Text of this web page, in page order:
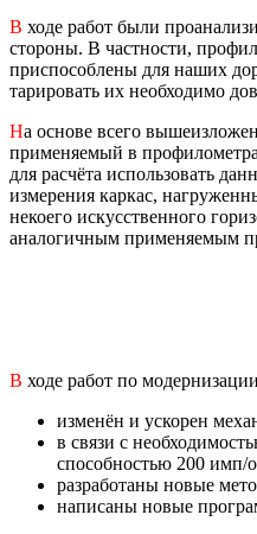
В ходе работ были
стороны. В частности,
приспособлены для наших
тарировать их необходимо
На основе всего
применяемый в
для расчёта использовать
измерения каркас,
некоего искусственного
аналогичным применяемым
В ходе работ по
изменён и ускорен
в связи с
способностью 200 имп/
разработаны новые
написаны новые